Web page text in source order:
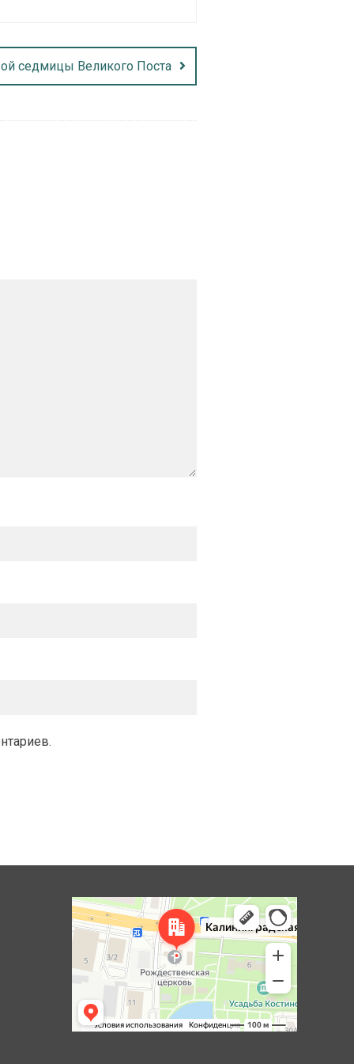
седмицы Великого Поста
Королёв
Яндекс Карты — транспорт, навигация, поиск мест